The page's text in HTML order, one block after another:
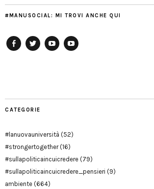
#MANUSOCIAL: MI TROVI ANCHE QUI
CATEGORIE
#lanuovauniversità (52)
#strongertogether(16)
#sullapoliticaincuicredere (79)
#sullapoliticaincuicredere_pensieri (9)
ambiente (664)